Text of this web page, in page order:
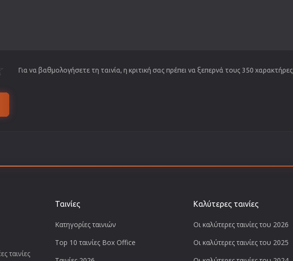
Για να βαθμολογήσετε τη ταινία, η κριτική σας πρέπει να ξεπερνά τους 350 χαρακτήρες
ταινίες
Ταινίες
Κατηγορίες ταινιών
Top 10 ταινίες Box Office
Καλύτερες ταινίες
Οι καλύτερες ταινίες του 2026
Οι καλύτερες ταινίες του 2025